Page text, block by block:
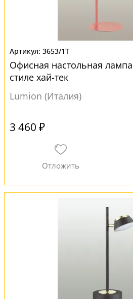
3653/1T
Офисная настольная
стиле хай-тек
Lumion (Италия)
3 460 ₽